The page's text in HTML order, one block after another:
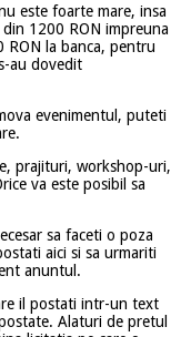
este foarte mare, insa
1200 RON impreuna
RON la banca, pentru
au dovedit
evenimentul, puteti
prajituri, workshop-uri,
va este posibil sa
sa faceti o poza
aici si sa urmariti
anuntul.
il postati intr-un text
Alaturi de pretul